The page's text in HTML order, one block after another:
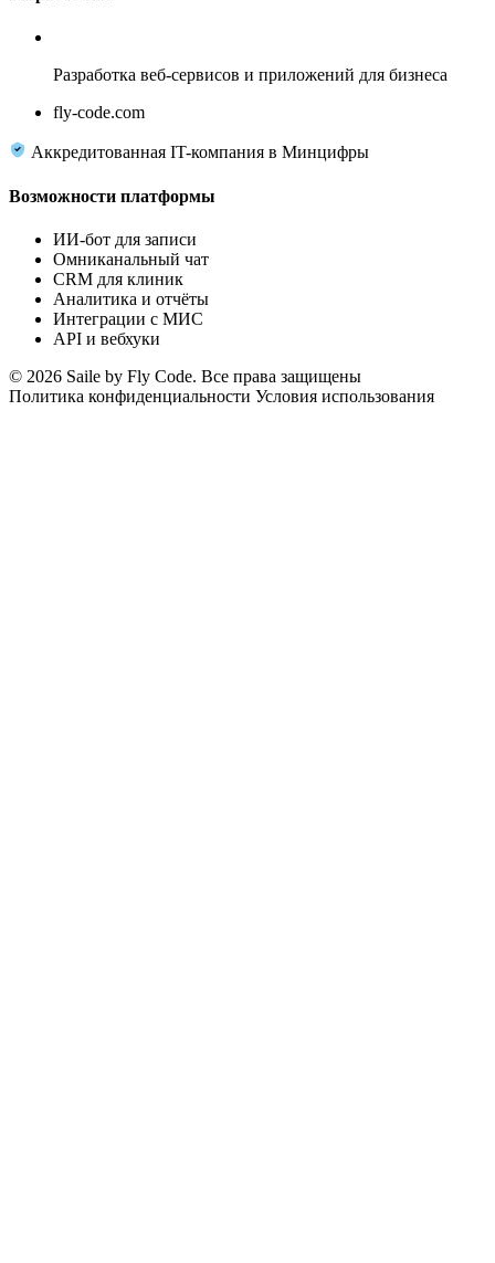
Разработка веб-сервисов и приложений для бизнеса
fly-code.com
Аккредитованная IT-компания в Минцифры
Возможности платформы
ИИ-бот для записи
Омниканальный чат
CRM для клиник
Аналитика и отчёты
Интеграции с МИС
API и вебхуки
© 2026 Saile by Fly Code. Все права защищены
Политика конфиденциальности Условия использования